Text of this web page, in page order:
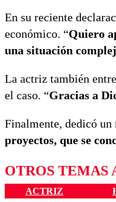
En su reciente
económico. “Quiero
una situación
La actriz también
el caso. “Gracias a
Finalmente, dedicó un
proyectos, que se
OTROS TEMAS
ACTRIZ